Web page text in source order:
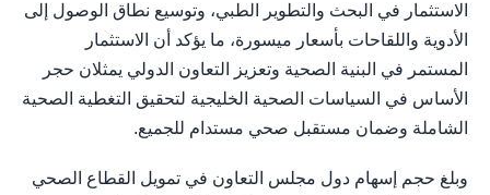
الاستثمار في البحث والتطوير الطبي، وتوسيع نطاق الوصول إلى
الأدوية واللقاحات بأسعار ميسورة، ما يؤكد أن الاستثمار
المستمر في البنية الصحية وتعزيز التعاون الدولي يمثلان حجر
الأساس في السياسات الصحية الخليجية لتحقيق التغطية الصحية
الشاملة وضمان مستقبل صحي مستدام للجميع.
وبلغ حجم إسهام دول مجلس التعاون في تمويل القطاع الصحي